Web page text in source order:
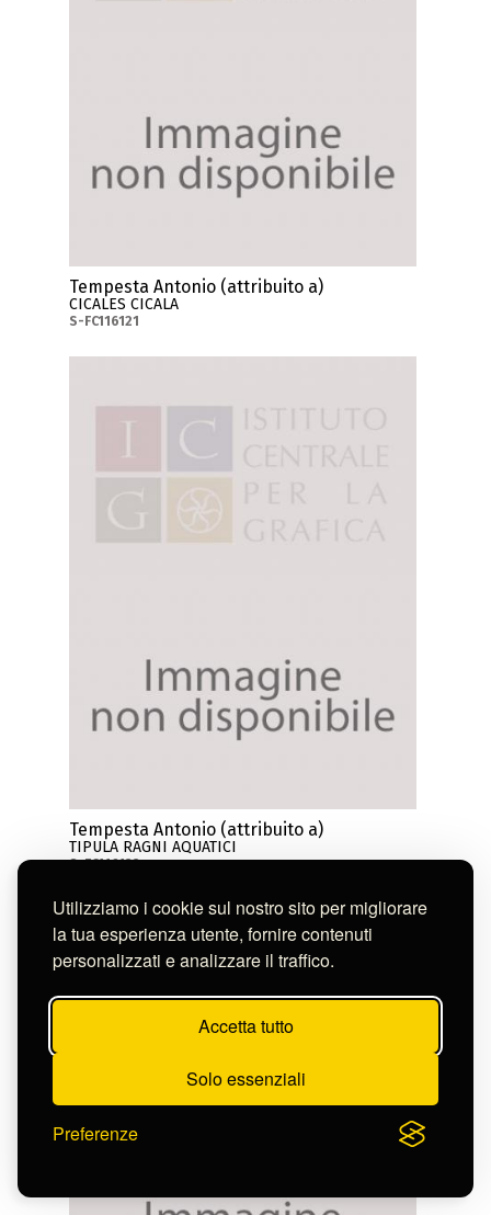
Utilizziamo i cookie sul nostro sito per migliorare
la tua esperienza utente, fornire contenuti
personalizzati e analizzare il traffico.
Accetta tutto
Solo essenziali
Preferenze
Tempesta Antonio (attribuito a)
CICALES CICALA
S-FC116121
Tempesta Antonio (attribuito a)
TIPULA RAGNI AQUATICI
S-FC116122